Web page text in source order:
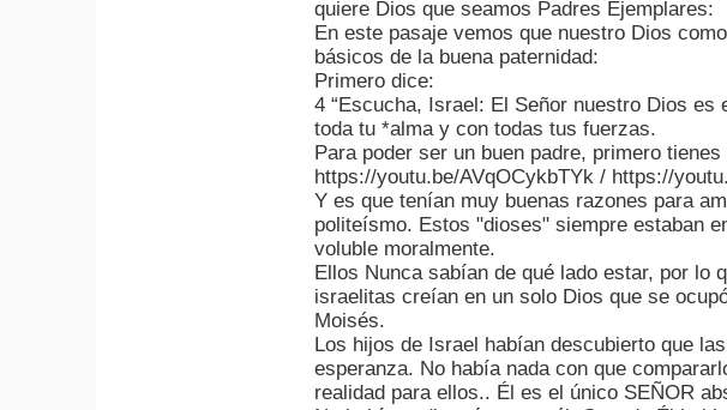
quiere Dios que seamos Padres Ejemplares:
En este pasaje vemos que nuestro Dios
básicos de la buena paternidad:
Primero dice:
4 “Escucha, Israel: El Señor nuestro Dios
toda tu *alma y con todas tus fuerzas.
Para poder ser un buen padre, primero
https://youtu.be/AVqOCykbTYk / https://
Y es que tenían muy buenas razones para
politeísmo. Estos "dioses" siempre estaban
voluble moralmente.
Ellos Nunca sabían de qué lado estar, por lo
israelitas creían en un solo Dios que se
Moisés.
Los hijos de Israel habían descubierto que
esperanza. No había nada con que
realidad para ellos.. Él es el único SEÑOR